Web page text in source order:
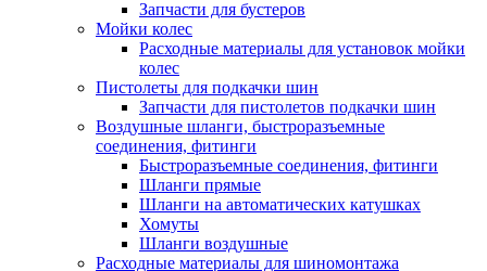
Запчасти для бустеров
Мойки колес
Расходные материалы для установок мойки
колес
Пистолеты для подкачки шин
Запчасти для пистолетов подкачки шин
Воздушные шланги, быстроразъемные
соединения, фитинги
Быстроразъемные соединения, фитинги
Шланги прямые
Шланги на автоматических катушках
Хомуты
Шланги воздушные
Расходные материалы для шиномонтажа